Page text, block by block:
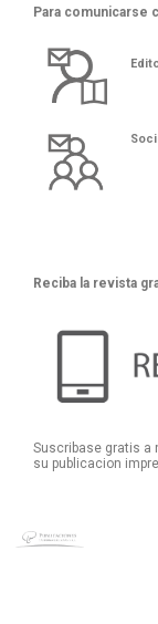
Para comunicarse
Reciba la revista
Suscribase gratis a
su publicacion